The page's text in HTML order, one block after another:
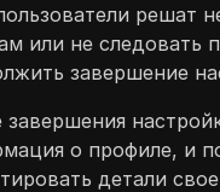
решат
или не следовать
завершение
завершения
о профиле, и
детали